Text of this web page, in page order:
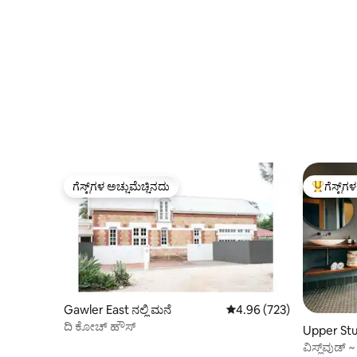
ಗೆಸ್ಟ್‌ಗಳ ಅಚ್ಚುಮೆಚ್ಚಿನದು
ಗೆಸ್ಟ್‌ಗಳ ಅಚ್ಚುಮೆಚ್ಚಿನದು
Gawler East ನಲ್ಲಿ ಮನೆ 5 ರಲ್ಲಿ 4.96 ಸರಾಸರಿ
4.96 (723)
ದಿ ಕೋಚ್ ಹೌಸ್
ಗೆಸ್ಟ್‌ಗಳಿಗೆ
Upper
ವಿಸ್ಲ್‌ವುಡ್